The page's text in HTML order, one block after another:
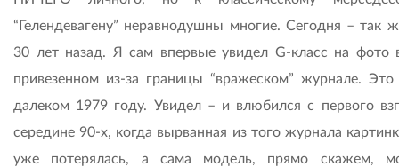
“Гелендевагену” неравнодушны многие. Сегодня – так
30 лет назад. Я сам впервые увидел G-класс на фото
привезенном из-за границы “вражеском” журнале.
далеком 1979 году. Увидел – и влюбился с первого
середине 90-х, когда вырванная из того журнала
уже потерялась, а сама модель, прямо скажем,